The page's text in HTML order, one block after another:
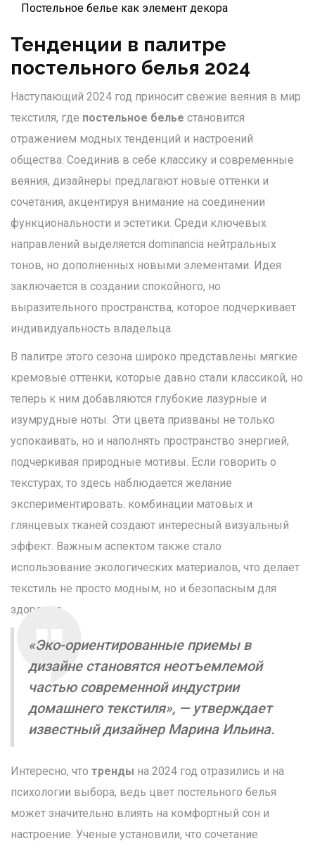
Постельное белье как элемент декора
Тенденции в палитре
постельного белья 2024
Наступающий 2024 год приносит свежие веяния в мир
текстиля, где постельное белье становится
отражением модных тенденций и настроений
общества. Соединив в себе классику и современные
веяния, дизайнеры предлагают новые оттенки и
сочетания, акцентируя внимание на соединении
функциональности и эстетики. Среди ключевых
направлений выделяется dominancia нейтральных
тонов, но дополненных новыми элементами. Идея
заключается в создании спокойного, но
выразительного пространства, которое подчеркивает
индивидуальность владельца.
В палитре этого сезона широко представлены мягкие
кремовые оттенки, которые давно стали классикой, но
теперь к ним добавляются глубокие лазурные и
изумрудные ноты. Эти цвета призваны не только
успокаивать, но и наполнять пространство энергией,
подчеркивая природные мотивы. Если говорить о
текстурах, то здесь наблюдается желание
экспериментировать: комбинации матовых и
глянцевых тканей создают интересный визуальный
эффект. Важным аспектом также стало
использование экологических материалов, что делает
текстиль не просто модным, но и безопасным для
здоровья.
«Эко-ориентированные приемы в
дизайне становятся неотъемлемой
частью современной индустрии
домашнего текстиля», — утверждает
известный дизайнер Марина Ильина.
Интересно, что тренды на 2024 год отразились и на
психологии выбора, ведь цвет постельного белья
может значительно влиять на комфортный сон и
настроение. Ученые установили, что сочетание